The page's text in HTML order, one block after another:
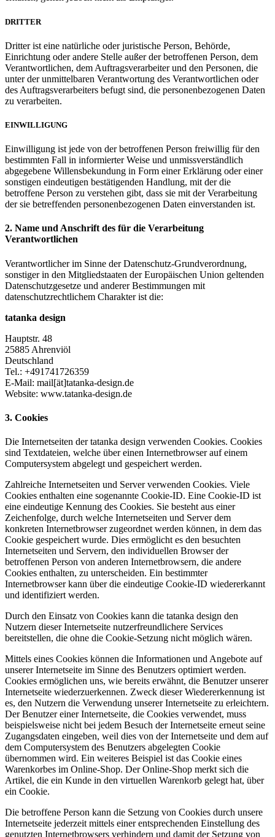
DRITTER
Dritter ist eine natürliche oder juristische Person, Behörde,
Einrichtung oder andere Stelle außer der betroffenen Person, dem
Verantwortlichen, dem Auftragsverarbeiter und den Personen, die
unter der unmittelbaren Verantwortung des Verantwortlichen oder
des Auftragsverarbeiters befugt sind, die personenbezogenen Daten
zu verarbeiten.
EINWILLIGUNG
Einwilligung ist jede von der betroffenen Person freiwillig für den
bestimmten Fall in informierter Weise und unmissverständlich
abgegebene Willensbekundung in Form einer Erklärung oder einer
sonstigen eindeutigen bestätigenden Handlung, mit der die
betroffene Person zu verstehen gibt, dass sie mit der Verarbeitung
der sie betreffenden personenbezogenen Daten einverstanden ist.
2. Name und Anschrift des für die Verarbeitung
Verantwortlichen
Verantwortlicher im Sinne der Datenschutz-Grundverordnung,
sonstiger in den Mitgliedstaaten der Europäischen Union geltenden
Datenschutzgesetze und anderer Bestimmungen mit
datenschutzrechtlichem Charakter ist die:
tatanka design
Hauptstr. 48
25885 Ahrenviöl
Deutschland
Tel.: +491741726359
E-Mail: mail[ät]tatanka-design.de
Website: www.tatanka-design.de
3. Cookies
Die Internetseiten der tatanka design verwenden Cookies. Cookies
sind Textdateien, welche über einen Internetbrowser auf einem
Computersystem abgelegt und gespeichert werden.
Zahlreiche Internetseiten und Server verwenden Cookies. Viele
Cookies enthalten eine sogenannte Cookie-ID. Eine Cookie-ID ist
eine eindeutige Kennung des Cookies. Sie besteht aus einer
Zeichenfolge, durch welche Internetseiten und Server dem
konkreten Internetbrowser zugeordnet werden können, in dem das
Cookie gespeichert wurde. Dies ermöglicht es den besuchten
Internetseiten und Servern, den individuellen Browser der
betroffenen Person von anderen Internetbrowsern, die andere
Cookies enthalten, zu unterscheiden. Ein bestimmter
Internetbrowser kann über die eindeutige Cookie-ID wiedererkannt
und identifiziert werden.
Durch den Einsatz von Cookies kann die tatanka design den
Nutzern dieser Internetseite nutzerfreundlichere Services
bereitstellen, die ohne die Cookie-Setzung nicht möglich wären.
Mittels eines Cookies können die Informationen und Angebote auf
unserer Internetseite im Sinne des Benutzers optimiert werden.
Cookies ermöglichen uns, wie bereits erwähnt, die Benutzer unserer
Internetseite wiederzuerkennen. Zweck dieser Wiedererkennung ist
es, den Nutzern die Verwendung unserer Internetseite zu erleichtern.
Der Benutzer einer Internetseite, die Cookies verwendet, muss
beispielsweise nicht bei jedem Besuch der Internetseite erneut seine
Zugangsdaten eingeben, weil dies von der Internetseite und dem auf
dem Computersystem des Benutzers abgelegten Cookie
übernommen wird. Ein weiteres Beispiel ist das Cookie eines
Warenkorbes im Online-Shop. Der Online-Shop merkt sich die
Artikel, die ein Kunde in den virtuellen Warenkorb gelegt hat, über
ein Cookie.
Die betroffene Person kann die Setzung von Cookies durch unsere
Internetseite jederzeit mittels einer entsprechenden Einstellung des
genutzten Internetbrowsers verhindern und damit der Setzung von